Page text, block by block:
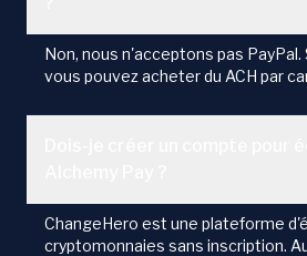
Non, nous n'acceptons pas PayPal.
vous pouvez acheter du ACH par
ChangeHero est une plateforme
cryptomonnaies sans inscription.